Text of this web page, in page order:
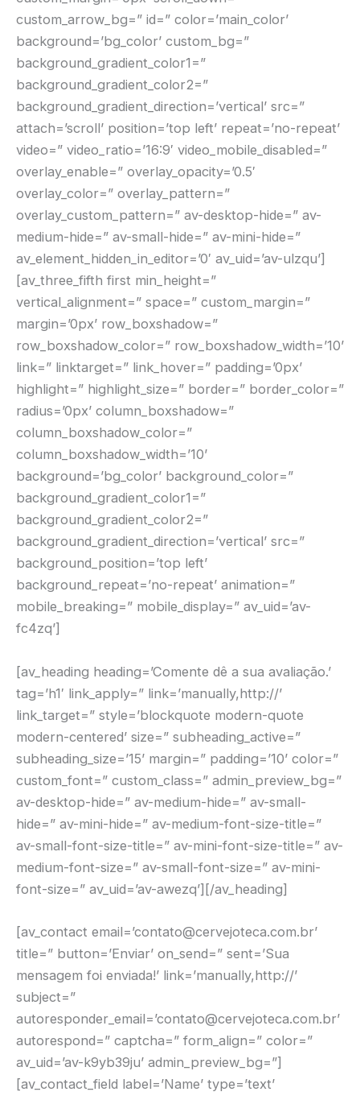
custom_arrow_bg=” id=” color=’main_color’
background=’bg_color’ custom_bg=”
background_gradient_color1=”
background_gradient_color2=”
background_gradient_direction=’vertical’ src=”
attach=’scroll’ position=’top left’ repeat=’no-repeat’
video=” video_ratio=’16:9′ video_mobile_disabled=”
overlay_enable=” overlay_opacity=’0.5′
overlay_color=” overlay_pattern=”
overlay_custom_pattern=” av-desktop-hide=” av-
medium-hide=” av-small-hide=” av-mini-hide=”
av_element_hidden_in_editor=’0′ av_uid=’av-ulzqu’]
[av_three_fifth first min_height=”
vertical_alignment=” space=” custom_margin=”
margin=’0px’ row_boxshadow=”
row_boxshadow_color=” row_boxshadow_width=’10’
link=” linktarget=” link_hover=” padding=’0px’
highlight=” highlight_size=” border=” border_color=”
radius=’0px’ column_boxshadow=”
column_boxshadow_color=”
column_boxshadow_width=’10’
background=’bg_color’ background_color=”
background_gradient_color1=”
background_gradient_color2=”
background_gradient_direction=’vertical’ src=”
background_position=’top left’
background_repeat=’no-repeat’ animation=”
mobile_breaking=” mobile_display=” av_uid=’av-
fc4zq’]
[av_heading heading=’Comente dê a sua avaliação.’
tag=’h1′ link_apply=” link=’manually,http://’
link_target=” style=’blockquote modern-quote
modern-centered’ size=” subheading_active=”
subheading_size=’15’ margin=” padding=’10’ color=”
custom_font=” custom_class=” admin_preview_bg=”
av-desktop-hide=” av-medium-hide=” av-small-
hide=” av-mini-hide=” av-medium-font-size-title=”
av-small-font-size-title=” av-mini-font-size-title=” av-
medium-font-size=” av-small-font-size=” av-mini-
font-size=” av_uid=’av-awezq’][/av_heading]
[av_contact email=’contato@cervejoteca.com.br’
title=” button=’Enviar’ on_send=” sent=’Sua
mensagem foi enviada!’ link=’manually,http://’
subject=”
autoresponder_email=’contato@cervejoteca.com.br’
autorespond=” captcha=” form_align=” color=”
av_uid=’av-k9yb39ju’ admin_preview_bg=”]
[av_contact_field label=’Name’ type=’text’